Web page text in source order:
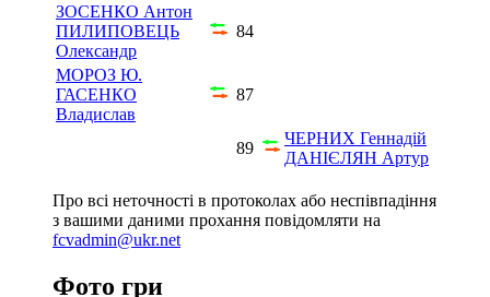
ЗОСЕНКО Антон
ПИЛИПОВЕЦЬ
Олександр
84
МОРОЗ Ю.
ГАСЕНКО
Владислав
87
89
ЧЕРНИХ Геннадій
ДАНІЄЛЯН Артур
Про всі неточності в протоколах або неспівпадіння
з вашими даними прохання повідомляти на
fcvadmin@ukr.net
Фото гри